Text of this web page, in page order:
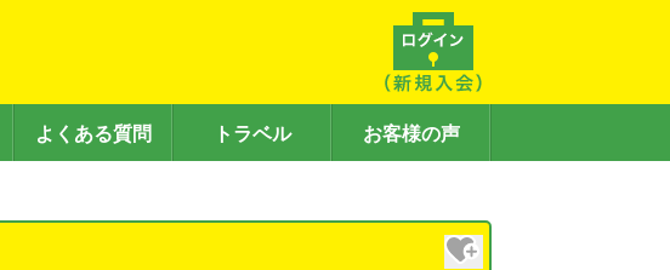
よくある質問 トラベル お客様の声